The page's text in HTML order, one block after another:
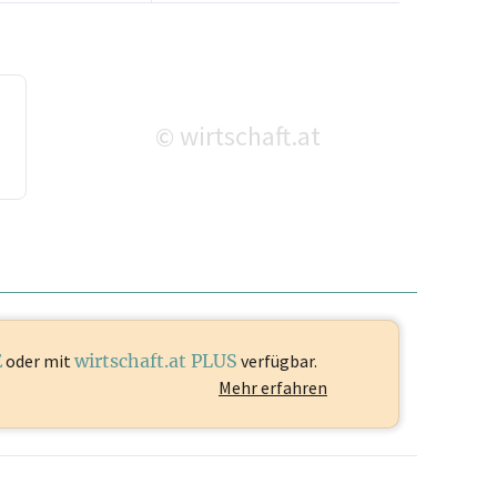
© wirtschaft.at
oder mitwirtschaft.at PLUS verfügbar.
Mehr erfahren